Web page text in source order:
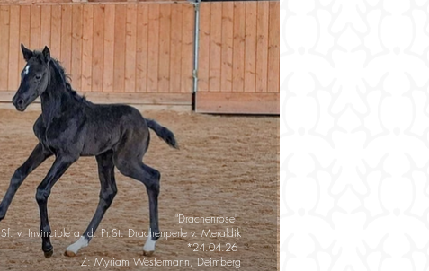
"Drachenrose"
Sf. v. Invincible a. d. Pr.St. Drachenperle v. Meraldik
*24.04.26
Z: Myriam Westermann, Deimberg